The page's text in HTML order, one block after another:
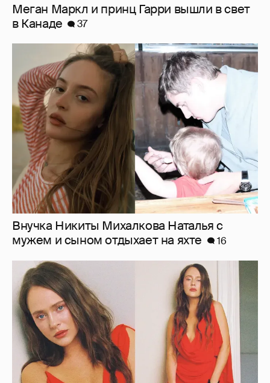
Меган Маркл и принц Гарри вышли в свет
в Канаде
37
Внучка Никиты Михалкова Наталья с
мужем и сыном отдыхает на яхте
16